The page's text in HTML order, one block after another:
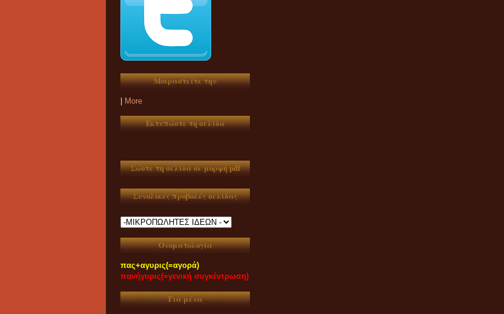
Μοιραστείτε την
More
Εκτυπώστε τη σελίδα
Σώστε τη σελίδα σε μορφή pdf
Συνολικές προβολές σελίδας
Ονοματολογία
πας+αγυρις(=αγορά)
πανήγυρις(=γενική συγκέντρωση)
Για μένα